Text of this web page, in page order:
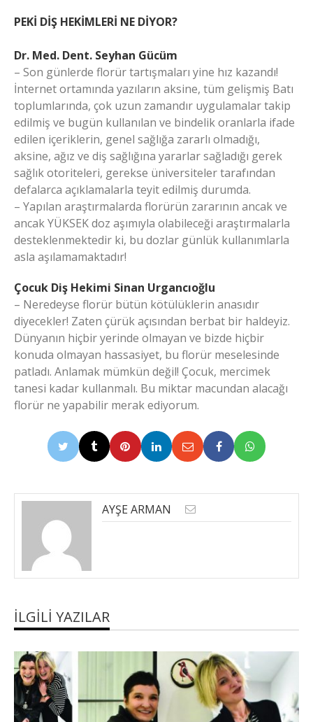
PEKİ DİŞ HEKİMLERİ NE DİYOR?
Dr. Med. Dent. Seyhan Gücüm
– Son günlerde florür tartışmaları yine hız kazandı!
İnternet ortamında yazıların aksine, tüm gelişmiş Batı
toplumlarında, çok uzun zamandır uygulamalar takip
edilmiş ve bugün kullanılan ve bindelik oranlarla ifade
edilen içeriklerin, genel sağlığa zararlı olmadığı,
aksine, ağız ve diş sağlığına yararlar sağladığı gerek
sağlık otoriteleri, gerekse üniversiteler tarafından
defalarca açıklamalarla teyit edilmiş durumda.
– Yapılan araştırmalarda florürün zararının ancak ve
ancak YÜKSEK doz aşımıyla olabileceği araştırmalarla
desteklenmektedir ki, bu dozlar günlük kullanımlarla
asla aşılamamaktadır!
Çocuk Diş Hekimi Sinan Urgancıoğlu
– Neredeyse florür bütün kötülüklerin anasıdır
diyecekler! Zaten çürük açısından berbat bir haldeyiz.
Dünyanın hiçbir yerinde olmayan ve bizde hiçbir
konuda olmayan hassasiyet, bu florür meselesinde
patladı. Anlamak mümkün değil! Çocuk, mercimek
tanesi kadar kullanmalı. Bu miktar macundan alacağı
florür ne yapabilir merak ediyorum.
AYŞE ARMAN
İLGILI YAZILAR